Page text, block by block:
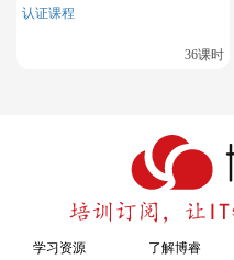
可视化编辑指令，所见即所得
自动处理长对话
实时监控性能
认证课程
36课时
学习资源 了解博睿